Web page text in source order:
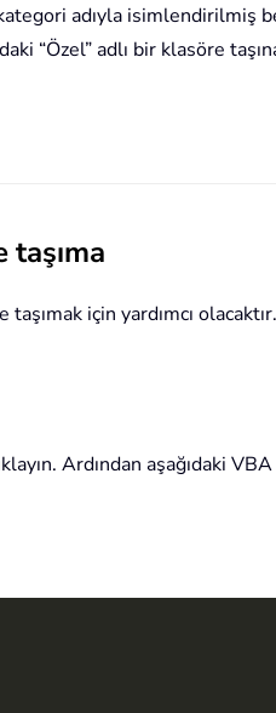
adıyla isimlendirilmiş
“Özel” adlı bir klasöre
için yardımcı
Ardından aşağıdaki